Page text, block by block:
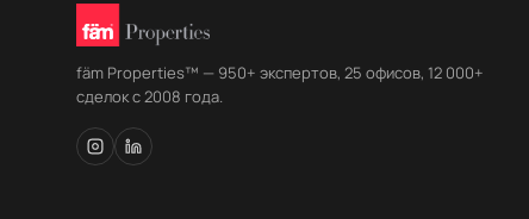
fäm Properties™ — 950+ экспертов, 25 офисов, 12 000+
сделок с 2008 года.